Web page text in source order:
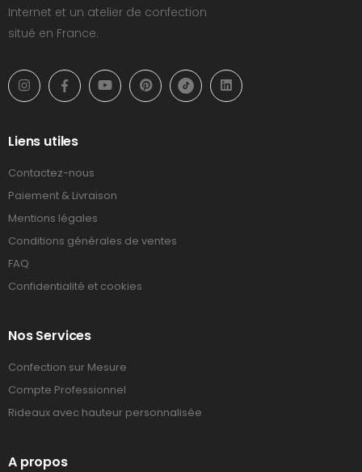
Internet et un atelier de confection
situé en France.
Liens utiles
Contactez-nous
Paiement & Livraison
Mentions légales
Conditions générales de ventes
FAQ
Confidentialité et cookies
Nos Services
Confection sur Mesure
Compte Professionnel
Rideaux avec hauteur personnalisée
A propos